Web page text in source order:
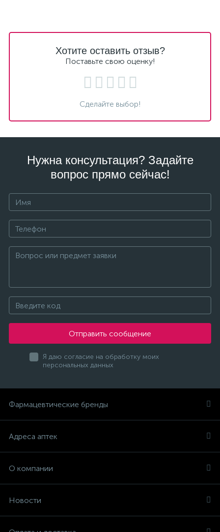
Хотите оставить отзыв?
Поставьте свою оценку!
Сделайте выбор!
Нужна консультация? Задайте
вопрос прямо сейчас!
Отправить сообщение
Я даю согласие на обработку моих
персональных данных
Фармацевтические бренды
Адреса аптек
О компании
Новости